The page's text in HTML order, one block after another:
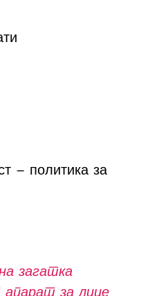
– политика за
загатка
за лице